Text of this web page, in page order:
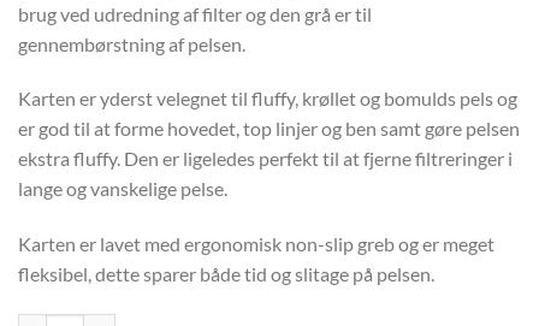
brug ved udredning af filter og den grå er til
gennembørstning af pelsen.
Karten er yderst velegnet til fluffy, krøllet og bomulds pels og
er god til at forme hovedet, top linjer og ben samt gøre pelsen
ekstra fluffy. Den er ligeledes perfekt til at fjerne filtreringer i
lange og vanskelige pelse.
Karten er lavet med ergonomisk non-slip greb og er meget
fleksibel, dette sparer både tid og slitage på pelsen.